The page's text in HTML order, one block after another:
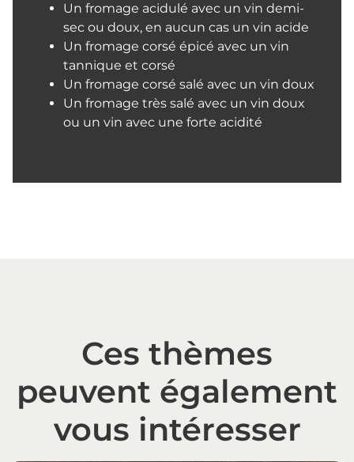
Un fromage acidulé avec un vin demi-
sec ou doux, en aucun cas un vin acide
Un fromage corsé épicé avec un vin
tannique et corsé
Un fromage corsé salé avec un vin doux
Un fromage très salé avec un vin doux
ou un vin avec une forte acidité
Ces thèmes
peuvent également
vous intéresser